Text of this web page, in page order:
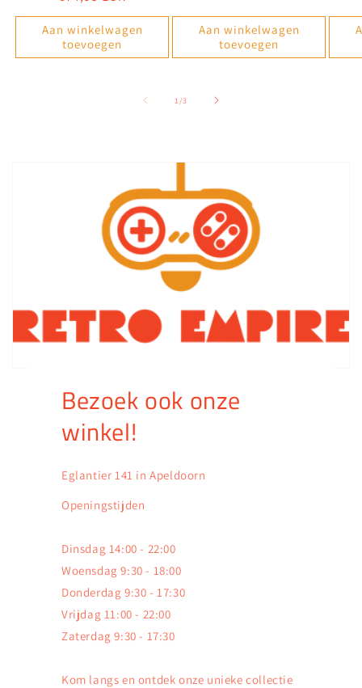
prijs
Aan winkelwagen
toevoegen
Aan winkelwagen
toevoegen
1/van
3
Bezoek ook onze
winkel!
Eglantier 141 in Apeldoorn
Openingstijden
Dinsdag 14:00 - 22:00
Woensdag 9:30 - 18:00
Donderdag 9:30 - 17:30
Vrijdag 11:00 - 22:00
Zaterdag 9:30 - 17:30
Kom langs en ontdek onze unieke collectie